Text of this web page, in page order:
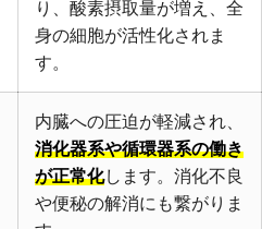
り、酸素摂取量が増え、全
身の細胞が活性化されま
す。
内臓への圧迫が軽減され、
消化器系や循環器系の働き
が正常化します。消化不良
や便秘の解消にも繋がりま